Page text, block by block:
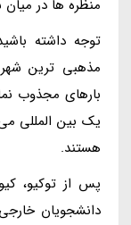
منظره ها در میان
مذهبی ترین
بارهای مجذوب
یک بین المللی
هستند.
پس از توکیو،